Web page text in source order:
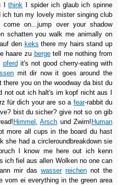
Ithink I spider ich glaub ich spinne
ich tun my lovely mister singing club
come on...jump over your shadow
schatten you walk me animally on
den keks there my hairs stand up
haare zu bergetell me nothing from
pferd it's not good cherry-eating with
mit dir now it goes around the
you on the woodway da bist du
out ich halt's im kopf nicht aus I
für dich your are so a fear-rabbit du
bist du sicher? give not so on gib
Himmel ,Arsch und Zwirn! Human
more all cups in the board du hast
she had a circleroundbreakdown sie
I know me here out ich kenn
ich fiel aus allen Wolken no one can
mir das wasser reichen not the
vom ei everything in the green area